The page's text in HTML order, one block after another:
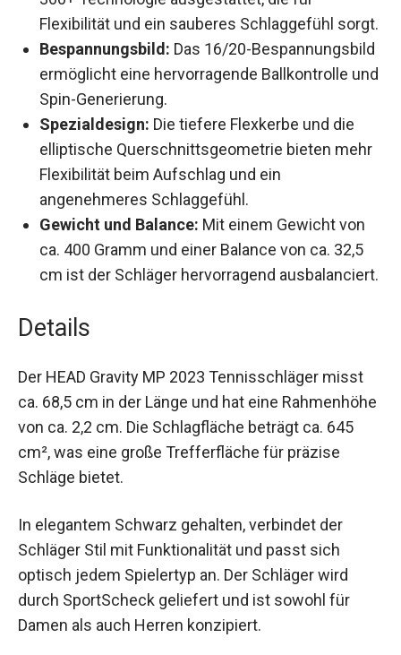
360+ Technologie ausgestattet, die für
Flexibilität und ein sauberes Schlaggefühl
sorgt.
Bespannungsbild:Das 16/20-
Bespannungsbild ermöglicht eine
hervorragende Ballkontrolle und Spin-
Generierung.
Spezialdesign: Die tiefere Flexkerbe und die
elliptische Querschnittsgeometrie bieten
mehr Flexibilität beim Aufschlag und ein
angenehmeres Schlaggefühl.
Gewicht und Balance:Mit einem Gewicht von
cm ist der Schläger hervorragend
Details
Der HEAD Gravity MP 2023 Tennisschläger misst
ca. 68,5 cm in der Länge und hat eine
Rahmenhöhe von ca. 2,2 cm. Die Schlagfläche
beträgt ca. 645 cm², was eine große Trefferfläche
für präzise Schläge bietet.
In elegantem Schwarz gehalten, verbindet der
Schläger Stil mit Funktionalität und passt sich